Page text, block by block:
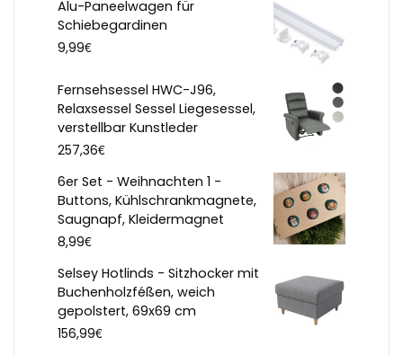
Alu-Paneelwagen für
Schiebegardinen
9,99€
Fernsehsessel HWC-J96,
Relaxsessel Sessel Liegesessel,
verstellbar Kunstleder
257,36€
6er Set - Weihnachten 1 -
Buttons, Kühlschrankmagnete,
Saugnapf, Kleidermagnet
8,99€
Selsey Hotlinds - Sitzhocker mit
Buchenholzféßen, weich
gepolstert, 69x69 cm
156,99€